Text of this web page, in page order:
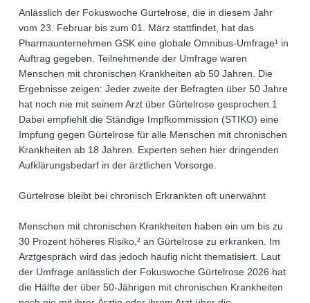
Anlässlich der Fokuswoche Gürtelrose, die in diesem Jahr
vom 23. Februar bis zum 01. März stattfindet, hat das
Pharmaunternehmen GSK eine globale Omnibus-Umfrage¹ in
Auftrag gegeben. Teilnehmende der Umfrage waren
Menschen mit chronischen Krankheiten ab 50 Jahren. Die
Ergebnisse zeigen: Jeder zweite der Befragten über 50 Jahre
hat noch nie mit seinem Arzt über Gürtelrose gesprochen.1
Dabei empfiehlt die Ständige Impfkommission (STIKO) eine
Impfung gegen Gürtelrose für alle Menschen mit chronischen
Krankheiten ab 18 Jahren. Experten sehen hier dringenden
Aufklärungsbedarf in der ärztlichen Vorsorge.
Gürtelrose bleibt bei chronisch Erkrankten oft unerwähnt
Menschen mit chronischen Krankheiten haben ein um bis zu
30 Prozent höheres Risiko,² an Gürtelrose zu erkranken. Im
Arztgespräch wird das jedoch häufig nicht thematisiert. Laut
der Umfrage anlässlich der Fokuswoche Gürtelrose 2026 hat
die Hälfte der über 50-Jährigen mit chronischen Krankheiten